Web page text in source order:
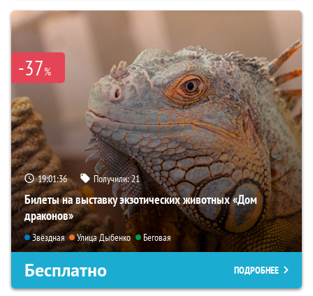
-37%
19:01:35 Получили:21
Билеты на выставку экзотических животных «Дом
драконов»
Звёздная Улица Дыбенко Беговая
Бесплатно ПОДРОБНЕЕ